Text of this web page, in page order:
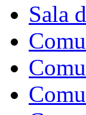
Sala